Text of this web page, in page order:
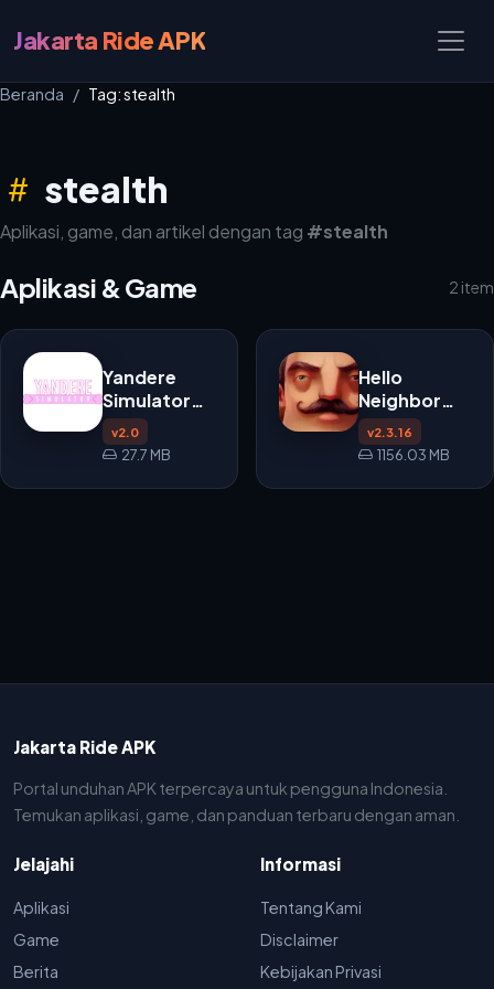
Jakarta Ride APK
Beranda Tag: stealth
stealth
Aplikasi, game, dan artikel dengan tag #stealth
Aplikasi & Game 2 item
Yandere
Simulator
APK
v2.0
27.7 MB
Hello
Neighbor
APK
v2.3.16
1156.03 MB
Jakarta Ride APK
Portal unduhan APK terpercaya untuk pengguna Indonesia.
Temukan aplikasi, game, dan panduan terbaru dengan aman.
Jelajahi
Aplikasi
Game
Berita
Informasi
Tentang Kami
Disclaimer
Kebijakan Privasi